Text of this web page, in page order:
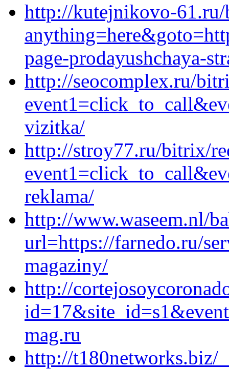
http://kutejnikovo-
page-prodayushchaya-
http://seocomplex.ru/
vizitka/
http://stroy77.ru/bitrix/
reklama/
http://www.waseem.nl/
url=https://farnedo.ru/
magaziny/
http://
mag.ru
http://t180networks.biz/